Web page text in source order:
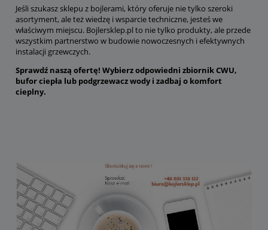
Jeśli szukasz sklepu z bojlerami, który oferuje nie tylko szeroki
asortyment, ale też wiedzę i wsparcie techniczne, jesteś we
właściwym miejscu. Bojlersklep.pl to nie tylko produkty, ale przede
wszystkim partnerstwo w budowie nowoczesnych i efektywnych
instalacji grzewczych.
Sprawdź naszą ofertę! Wybierz odpowiedni zbiornik CWU,
bufor ciepła lub podgrzewacz wody i zadbaj o komfort
cieplny.